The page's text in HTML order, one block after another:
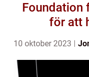
Foundation
för att
10 oktober 2023